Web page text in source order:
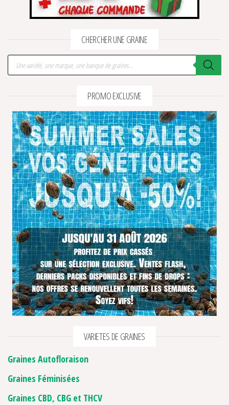
CHERCHER UNE GRAINE
Recherche de produits
PROMO EXCLUSIVE
VARIETES DE GRAINES
Graines Autofloraison
Graines Féminisées
Graines CBD, CBG et THCV